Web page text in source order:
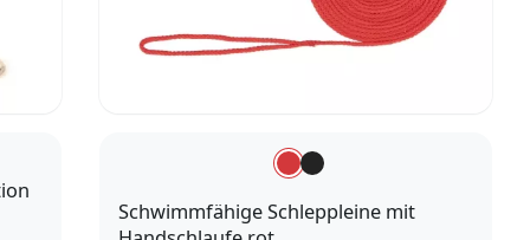
Schwimmfähige Schleppleine mit